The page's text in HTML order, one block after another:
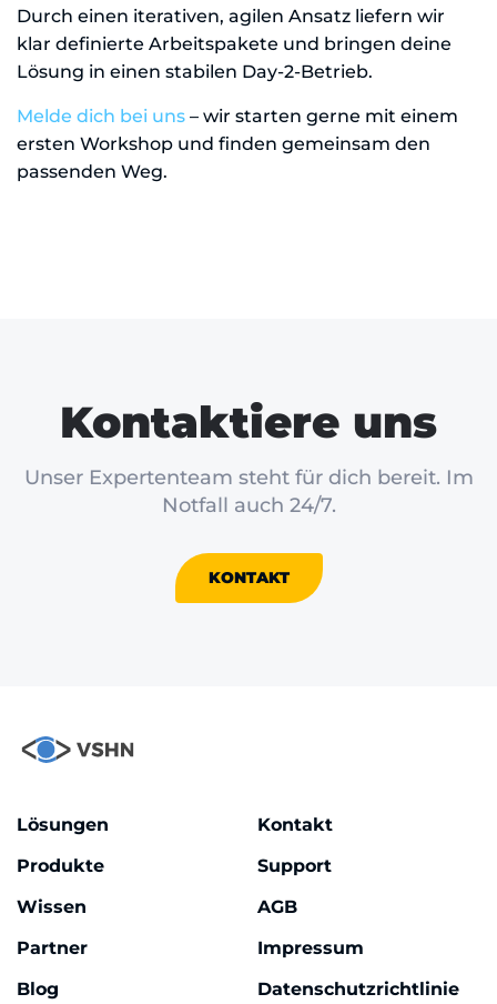
Durch einen iterativen, agilen Ansatz liefern wir
klar definierte Arbeitspakete und bringen deine
Lösung in einen stabilen Day-2-Betrieb.
Melde dich bei uns – wir starten gerne mit einem
ersten Workshop und finden gemeinsam den
passenden Weg.
Kontaktiere uns
Unser Expertenteam steht für dich bereit. Im
Notfall auch 24/7.
KONTAKT
Lösungen
Produkte
Wissen
Partner
Blog
Kontakt
Support
AGB
Impressum
Datenschutzrichtlinie